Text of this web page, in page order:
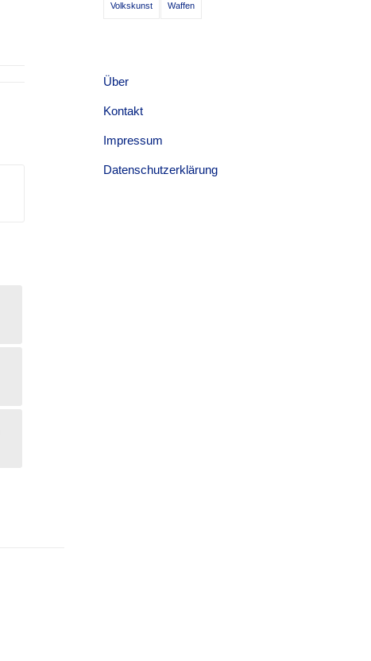
Volkskunst Waffen
Über
Kontakt
Impressum
Datenschutzerklärung